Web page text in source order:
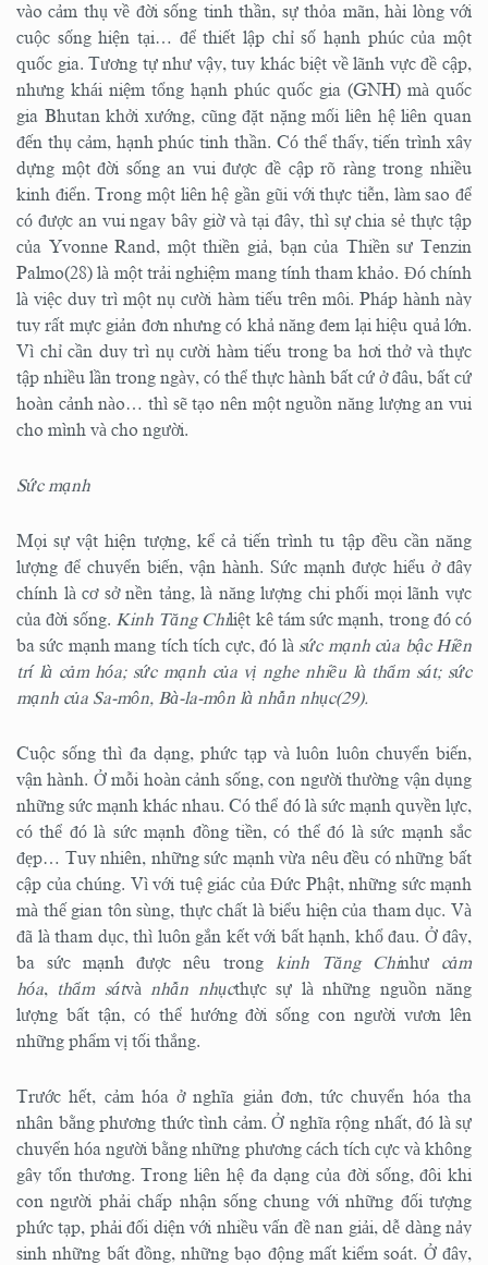
vào cảm thụ về đời sống tinh thần, sự thỏa mãn, hài lòng với
cuộc sống hiện tại… để thiết lập chỉ số hạnh phúc của một
quốc gia. Tương tự như vậy, tuy khác biệt về lãnh vực đề cập,
nhưng khái niệm tổng hạnh phúc quốc gia (GNH) mà quốc
gia Bhutan khởi xướng, cũng đặt nặng mối liên hệ liên quan
đến thụ cảm, hạnh phúc tinh thần. Có thể thấy, tiến trình xây
dựng một đời sống an vui được đề cập rõ ràng trong nhiều
kinh điển. Trong một liên hệ gần gũi với thực tiễn, làm sao để
có được an vui ngay bây giờ và tại đây, thì sự chia sẻ thực tập
của Yvonne Rand, một thiền giả, bạn của Thiền sư Tenzin
Palmo(28) là một trải nghiệm mang tính tham khảo. Đó chính
là việc duy trì một nụ cười hàm tiếu trên môi. Pháp hành này
tuy rất mực giản đơn nhưng có khả năng đem lại hiệu quả lớn.
Vì chỉ cần duy trì nụ cười hàm tiếu trong ba hơi thở và thực
tập nhiều lần trong ngày, có thể thực hành bất cứ ở đâu, bất cứ
hoàn cảnh nào… thì sẽ tạo nên một nguồn năng lượng an vui
cho mình và cho người.
Sức mạnh
Mọi sự vật hiện tượng, kể cả tiến trình tu tập đều cần năng
lượng để chuyển biến, vận hành. Sức mạnh được hiểu ở đây
chính là cơ sở nền tảng, là năng lượng chi phối mọi lãnh vực
của đời sống. Kinh Tăng Chiliệt kê tám sức mạnh, trong đó có
ba sức mạnh mang tích tích cực, đó làsức mạnh của bậc Hiền
trí là cảm hóa; sức mạnh của vị nghe nhiều là thẩm sát; sức
mạnh của Sa-môn, Bà-la-môn là nhẫn nhục(29).
Cuộc sống thì đa dạng, phức tạp và luôn luôn chuyển biến,
vận hành. Ở mỗi hoàn cảnh sống, con người thường vận dụng
những sức mạnh khác nhau. Có thể đó là sức mạnh quyền lực,
có thể đó là sức mạnh đồng tiền, có thể đó là sức mạnh sắc
đẹp… Tuy nhiên, những sức mạnh vừa nêu đều có những bất
cập của chúng. Vì với tuệ giác của Đức Phật, những sức mạnh
mà thế gian tôn sùng, thực chất là biểu hiện của tham dục. Và
đã là tham dục, thì luôn gắn kết với bất hạnh, khổ đau. Ở đây,
ba sức mạnh được nêu trong kinh Tăng Chinhư cảm
hóa, thẩm sátvànhẫn nhụcthực sự là những nguồn năng
lượng bất tận, có thể hướng đời sống con người vươn lên
những phẩm vị tối thắng.
Trước hết, cảm hóa ở nghĩa giản đơn, tức chuyển hóa tha
nhân bằng phương thức tình cảm. Ở nghĩa rộng nhất, đó là sự
chuyển hóa người bằng những phương cách tích cực và không
gây tổn thương. Trong liên hệ đa dạng của đời sống, đôi khi
con người phải chấp nhận sống chung với những đối tượng
phức tạp, phải đối diện với nhiều vấn đề nan giải, dễ dàng nảy
sinh những bất đồng, những bạo động mất kiểm soát. Ở đây,